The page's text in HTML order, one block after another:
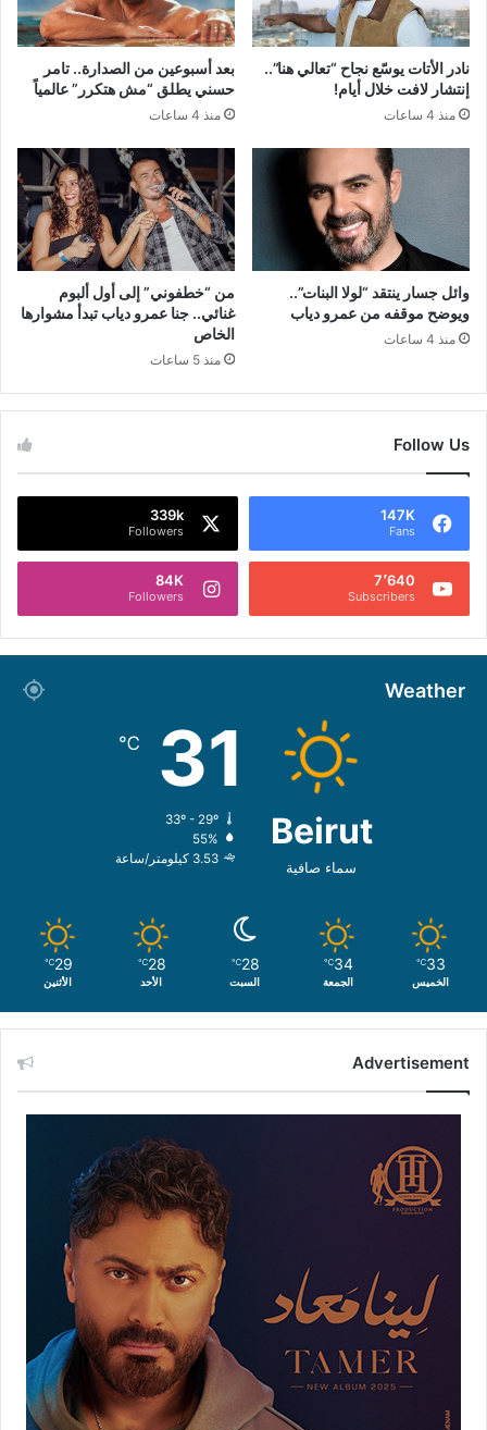
نادر الأتات يوسّع نجاح “تعالي هنا”..
إنتشار لافت خلال أيام!
منذ 4 ساعات
بعد أسبوعين من الصدارة.. تامر
حسني يطلق “مش هتكرر” عالمياً
منذ 4 ساعات
وائل جسار ينتقد “لولا البنات”..
ويوضح موقفه من عمرو دياب
منذ 4 ساعات
من “خطفوني” إلى أول ألبوم
غنائي.. جنا عمرو دياب تبدأ مشوارها
الخاص
منذ 5 ساعات
Follow Us
147K
Fans
339k
Followers
7٬640
Subscribers
84K
Followers
Weather
Beirut
سماء صافية
31
℃
33º - 29º
55%
3.53 كيلومتر/ساعة
33
℃
الخميس
34
℃
الجمعة
28
℃
السبت
28
℃
الأحد
29
℃
الأثنين
Advertisement